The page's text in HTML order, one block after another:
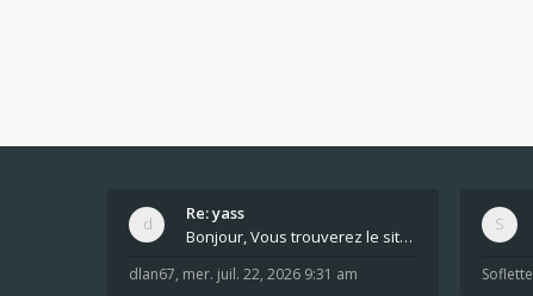
Re: yass
Bonjour, Vous trouverez le site ici dans le foru
dlan67, mer. juil. 22, 2026 9:31 am Soflette